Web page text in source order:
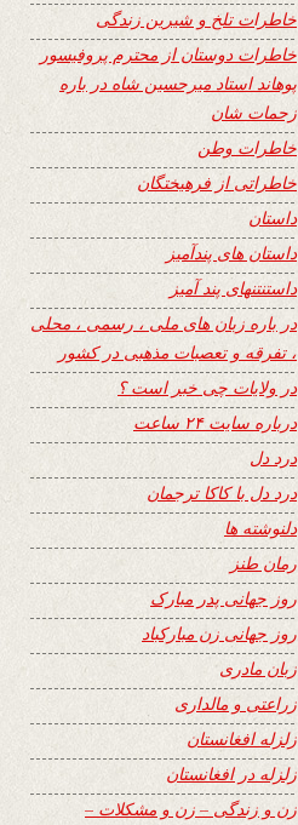
خاطرات تلخ و شیرین زندگی
خاطرات دوستان از محترم پروفیسور
پوهاند استاد میرحسین شاه در باره
زحمات شان
خاطرات وطن
خاطراتی از فرهیختگان
داستان
داستان های پندآمیز
داستنتنهای پند آمیز
در باره زبان های ملی ، رسمی ، محلی
، تفرقه و تعصبات مذهبی در کشور
در ولایات چی خبر است ؟
درباره سایت ۲۴ ساعت
درد دل
درد دل با کاکا ترجمان
دلنوشته ها
رمان طنز
روز جهانی پدر مبارک
روز جهانی زن مبارکباد
زبان مادری
زراعتی و مالداری
زلزله افغانستان
زلزله در افغانستان
زن و زندگی – زن و مشکلات –